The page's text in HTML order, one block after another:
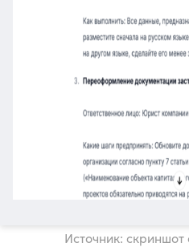
Источник: скриншот